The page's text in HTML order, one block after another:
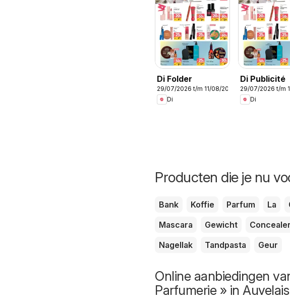
Di Folder
29/07/2026 t/m 11/08/2026
Di
Di Publicité
29/07/2026 t/m
Di
Producten die je nu
Bank Koffie Parfum La
Mascara
Gewicht Concealer
Nagellak
Tandpasta Geur
Online aanbiedingen
Parfumerie » in Auvelais